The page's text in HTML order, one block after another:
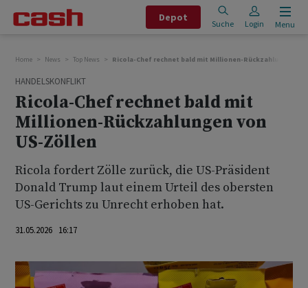
Depot
Suche Login Menu
Home News Top News Ricola-Chef rechnet bald mit Millionen-Rückzahlungen
HANDELSKONFLIKT
Ricola-Chef rechnet bald mit
Millionen-Rückzahlungen von
US-Zöllen
Ricola fordert Zölle zurück, die US-Präsident
Donald Trump laut einem Urteil des obersten
US-Gerichts zu Unrecht erhoben hat.
31.05.2026 16:17